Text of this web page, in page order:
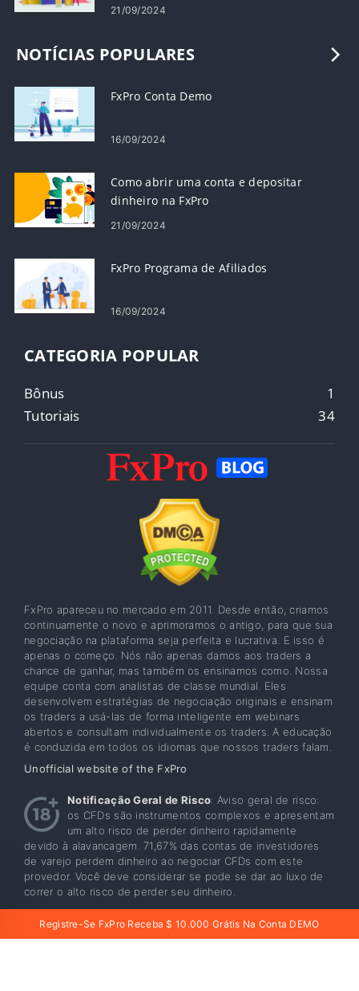
21/09/2024
NOTÍCIAS POPULARES
FxPro Conta Demo
16/09/2024
Como abrir uma conta e depositar
dinheiro na FxPro
21/09/2024
FxPro Programa de Afiliados
16/09/2024
CATEGORIA POPULAR
Bônus
1
Tutoriais
34
FxPro apareceu no mercado em 2011. Desde então, criamos
continuamente o novo e aprimoramos o antigo, para que sua
negociação na plataforma seja perfeita e lucrativa. E isso é
apenas o começo. Nós não apenas damos aos traders a
chance de ganhar, mas também os ensinamos como. Nossa
equipe conta com analistas de classe mundial. Eles
desenvolvem estratégias de negociação originais e ensinam
os traders a usá-las de forma inteligente em webinars
abertos e consultam individualmente os traders. A educação
é conduzida em todos os idiomas que nossos traders falam.
Unofficial website of the FxPro
Notificação Geral de Risco: Aviso geral de risco:
os CFDs são instrumentos complexos e apresentam
um alto risco de perder dinheiro rapidamente
devido à alavancagem. 71,67% das contas de investidores
de varejo perdem dinheiro ao negociar CFDs com este
provedor. Você deve considerar se pode se dar ao luxo de
correr o alto risco de perder seu dinheiro.
FxPro Sobre FxPro
Programa De Afiliados
Registre-Se FxPro Receba $ 10.000 Grátis Na Conta DEMO